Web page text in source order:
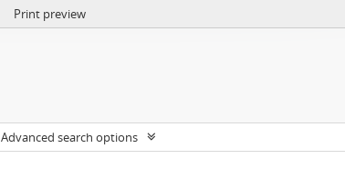
Print preview
Advanced search options